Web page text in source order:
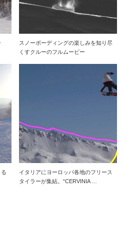
スノーボーディングの楽しみを知り尽
くすクルーのフルムービー
イタリアにヨーロッパ各地のフリース
タイラーが集結。“CERVINIA …